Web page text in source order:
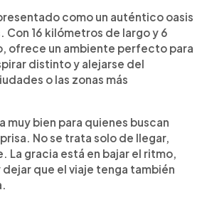
como un auténtico oasis
Con 16 kilómetros de largo y 6
ofrece un ambiente perfecto para
distinto y alejarse del
o las zonas más
muy bien para quienes buscan
No se trata solo de llegar,
La gracia está en bajar el ritmo,
dejar que el viaje tenga también